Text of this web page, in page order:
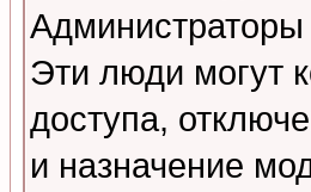
Эти люди могут
доступа,
и назначение